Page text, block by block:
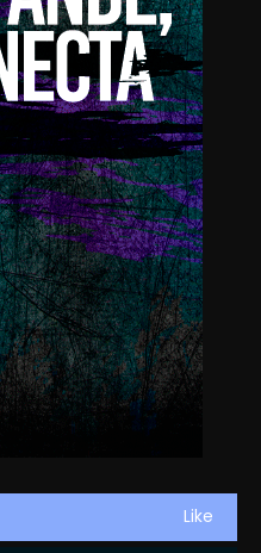
Like